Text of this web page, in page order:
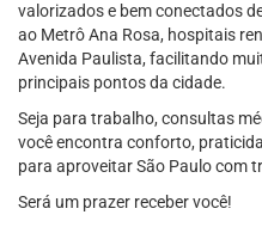
valorizados e bem conectados
ao Metrô Ana Rosa, hospitais
Avenida Paulista, facilitando
principais pontos da cidade.
Seja para trabalho, consultas
você encontra conforto,
para aproveitar São Paulo com
Será um prazer receber você!